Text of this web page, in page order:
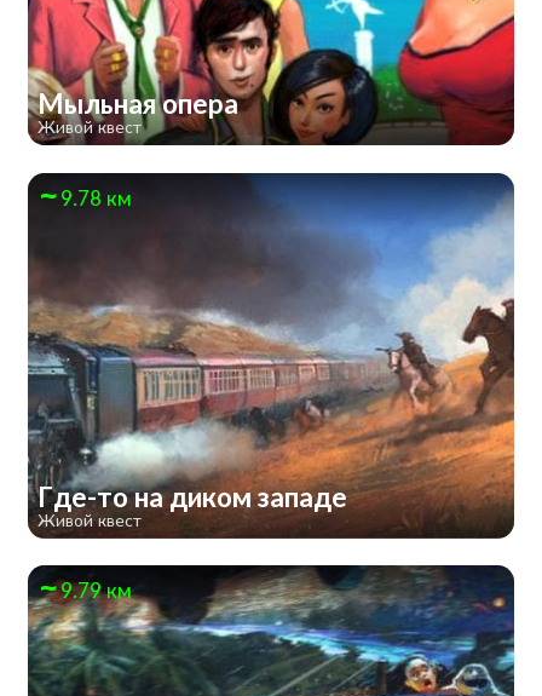
Мыльная опера
Живой квест
9.78 км
Где-то на диком западе
Живой квест
9.79 км